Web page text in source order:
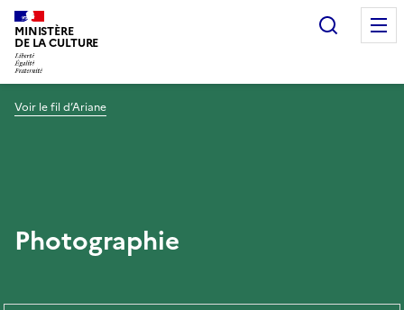
MINISTÈRE
DE LA CULTURE
Voir le fil d’Ariane
Photographie